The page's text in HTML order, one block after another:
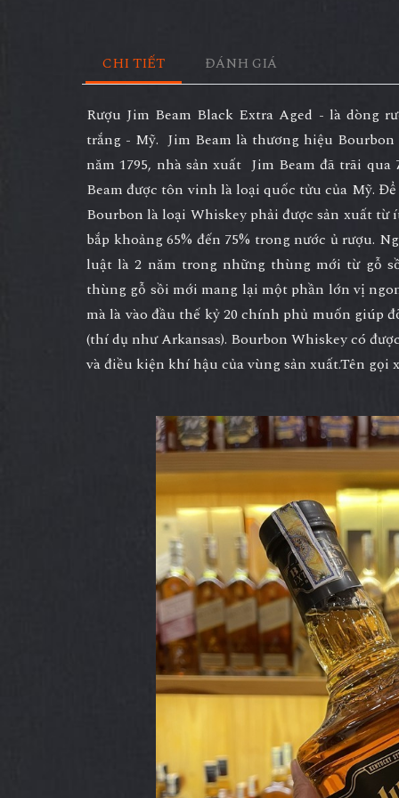
CHI TIẾT ĐÁNH GIÁ
RượuJim Beam Black Extra Aged - là dòng
trắng - Mỹ. Jim Beam là thương hiệu
năm 1795, nhà sản xuất Jim Beam đã trãi
Beam được tôn vinh là loại quốc tửu của Mỹ.
Bourbon là loại Whiskey phải được sản xuất
bắp khoảng 65% đến 75% trong nước ủ rượu.
luật là 2 năm trong những thùng mới từ gỗ
thùng gỗ sồi mới mang lại một phần lớn vị
mà là vào đầu thế kỷ 20 chính phủ muốn
(thí dụ như Arkansas). Bourbon Whiskey có
và điều kiện khí hậu của vùng sản xuất.Tên